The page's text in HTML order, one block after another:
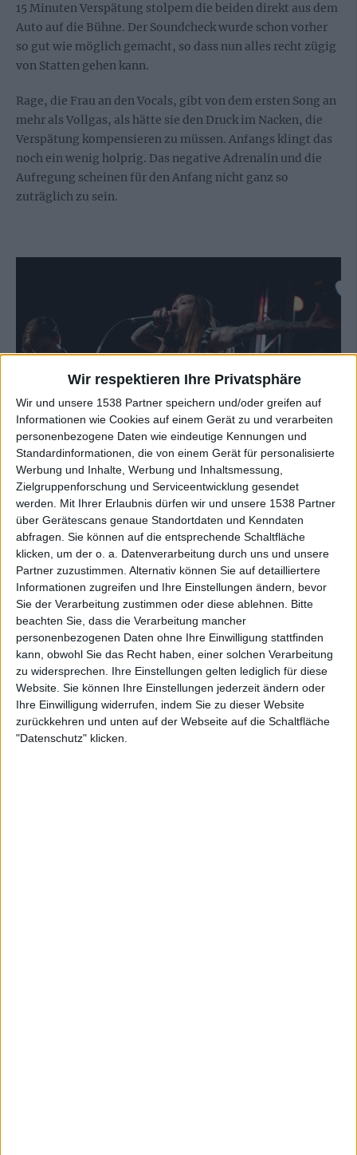
Wir respektieren Ihre Privatsphäre
Wir und unsere 1538 Partner speichern und/oder greifen auf
Informationen wie Cookies auf einem Gerät zu und verarbeiten
personenbezogene Daten wie eindeutige Kennungen und
Standardinformationen, die von einem Gerät für personalisierte
Werbung und Inhalte, Werbung und Inhaltsmessung,
Zielgruppenforschung und Serviceentwicklung gesendet
werden. Mit Ihrer Erlaubnis dürfen wir und unsere 1538 Partner
über Gerätescans genaue Standortdaten und Kenndaten
abfragen. Sie können auf die entsprechende Schaltfläche
klicken, um der o. a. Datenverarbeitung durch uns und unsere
Partner zuzustimmen. Alternativ können Sie auf detailliertere
Informationen zugreifen und Ihre Einstellungen ändern, bevor
Sie der Verarbeitung zustimmen oder diese ablehnen. Bitte
beachten Sie, dass die Verarbeitung mancher
personenbezogenen Daten ohne Ihre Einwilligung stattfinden
kann, obwohl Sie das Recht haben, einer solchen Verarbeitung
zu widersprechen. Ihre Einstellungen gelten lediglich für diese
Website. Sie können Ihre Einstellungen jederzeit ändern oder
Ihre Einwilligung widerrufen, indem Sie zu dieser Website
zurückkehren und unten auf der Webseite auf die Schaltfläche
"Datenschutz" klicken.
15 Minuten Verspätung stolpern die beiden direkt aus dem
Auto auf die Bühne. Der Soundcheck wurde schon vorher
so gut wie möglich gemacht, so dass nun alles recht zügig
von Statten gehen kann.
Rage, die Frau an den Vocals, gibt von dem ersten Song an
mehr als Vollgas, als hätte sie den Druck im Nacken, die
Verspätung kompensieren zu müssen. Anfangs klingt das
noch ein wenig holprig. Das negative Adrenalin und die
Aufregung scheinen für den Anfang nicht ganz so
zuträglich zu sein.
Das Publikum hat die gesamte Zeit sehr ruhig und
geduldig ausgeharrt und steigt nun mit einem sachten
Kopfnicken auf die Musik der Kölner ein. Dieses geht in
zunehmend Applaus über und FOR ALL THIS BLOODSHED
legen ihre Anspannung sichtlich nach und nach ab. Das
tiefe Growlen von Rage wird zunehmend sicherer und auf
der Bühne beginnen auch die anderen Musiker der Band
sich ein Beispiel an ihrer Frontfrau zu nehmen und
bewegen sich immer mehr. Nach zwei Liedern und gerade
warm geworden, zeichnet sich eigentlich schon wieder das
Ende ab. Die Spielzeit ist bis 19:00Uhr angesetzt. Da das
Publikum Gefallen an dem zu finden scheint, was es zu
hören bekommt, bekommen FOR ALL THIS BLOODSHED
nach und nach mehr Zeit geschenkt, bis sie letztendlich ihr
komplettes Set spielen konnten.